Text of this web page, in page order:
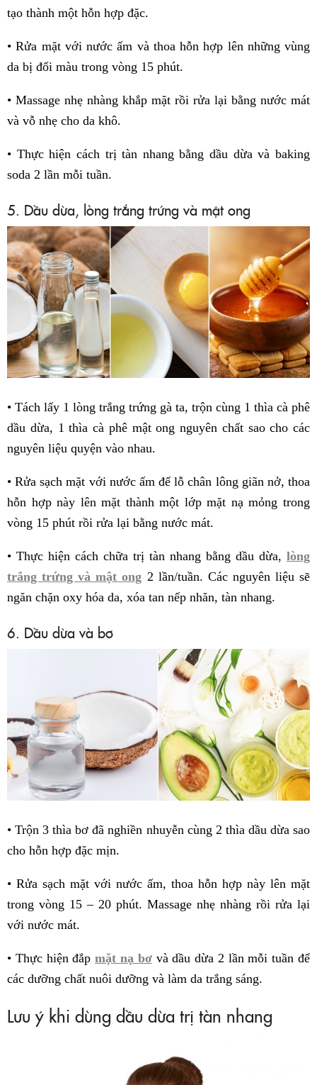
tạo thành một hỗn hợp đặc.
• Rửa mặt với nước ấm và thoa hỗn hợp lên những vùng
da bị đổi màu trong vòng 15 phút.
• Massage nhẹ nhàng khắp mặt rồi rửa lại bằng nước mát
và vỗ nhẹ cho da khô.
• Thực hiện cách trị tàn nhang bằng dầu dừa và baking
soda 2 lần mỗi tuần.
5. Dầu dừa, lòng trắng trứng và mật ong
• Tách lấy 1 lòng trắng trứng gà ta, trộn cùng 1 thìa cà phê
dầu dừa, 1 thìa cà phê mật ong nguyên chất sao cho các
nguyên liệu quyện vào nhau.
• Rửa sạch mặt với nước ấm để lỗ chân lông giãn nở, thoa
hỗn hợp này lên mặt thành một lớp mặt nạ mỏng trong
vòng 15 phút rồi rửa lại bằng nước mát.
• Thực hiện cách chữa trị tàn nhang bằng dầu dừa, lòng
trắng trứng và mật ong 2 lần/tuần. Các nguyên liệu sẽ
ngăn chặn oxy hóa da, xóa tan nếp nhăn, tàn nhang.
6. Dầu dừa và bơ
• Trộn 3 thìa bơ đã nghiền nhuyễn cùng 2 thìa dầu dừa sao
cho hỗn hợp đặc mịn.
• Rửa sạch mặt với nước ấm, thoa hỗn hợp này lên mặt
trong vòng 15 – 20 phút. Massage nhẹ nhàng rồi rửa lại
với nước mát.
• Thực hiện đắpmặt nạ bơvà dầu dừa 2 lần mỗi tuần để
các dưỡng chất nuôi dưỡng và làm da trắng sáng.
Lưu ý khi dùng dầu dừa trị tàn nhang